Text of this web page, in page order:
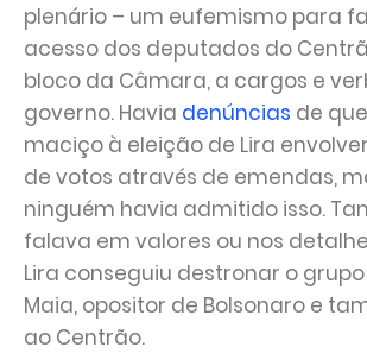
plenário – um eufemismo para
acesso dos deputados do
bloco da Câmara, a cargos e
governo. Havia denúncias de
maciço à eleição de Lira
de votos através de emendas,
ninguém havia admitido isso.
falava em valores ou nos
Lira conseguiu destronar o
Maia, opositor de Bolsonaro e
ao Centrão.